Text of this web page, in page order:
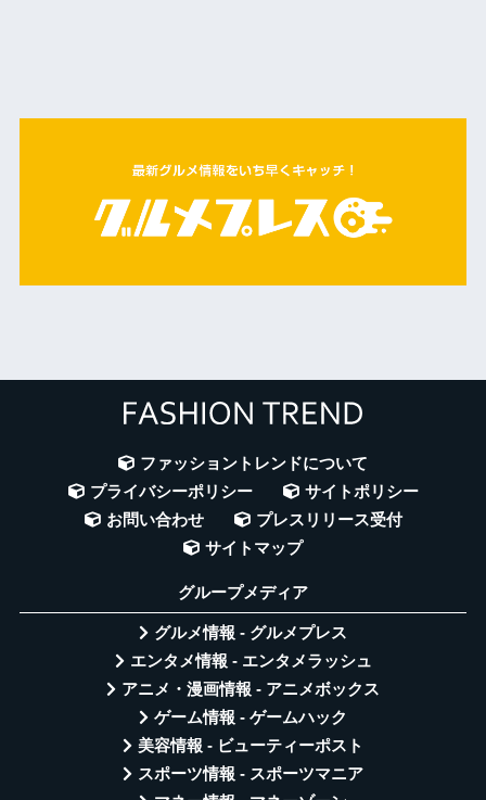
ファッショントレンドについて
プライバシーポリシー
サイトポリシー
お問い合わせ
プレスリリース受付
サイトマップ
グループメディア
グルメ情報 - グルメプレス
エンタメ情報 - エンタメラッシュ
アニメ・漫画情報 - アニメボックス
ゲーム情報 - ゲームハック
美容情報 - ビューティーポスト
スポーツ情報 - スポーツマニア